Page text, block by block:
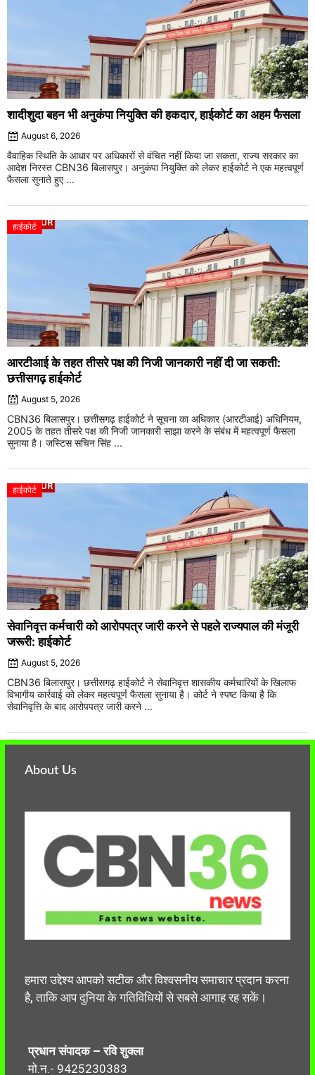
शादीशुदा बहन भी अनुकंपा नियुक्ति की हकदार, हाईकोर्ट का अहम फैसला
August 6, 2026
वैवाहिक स्थिति के आधार पर अधिकारों से वंचित नहीं किया जा सकता, राज्य सरकार का
आदेश निरस्त CBN36 बिलासपुर। अनुकंपा नियुक्ति को लेकर हाईकोर्ट ने एक महत्वपूर्ण
फैसला सुनाते हुए ...
हाईकोर्ट
आरटीआई के तहत तीसरे पक्ष की निजी जानकारी नहीं दी जा सकती:
छत्तीसगढ़ हाईकोर्ट
August 5, 2026
CBN36 बिलासपुर। छत्तीसगढ़ हाईकोर्ट ने सूचना का अधिकार (आरटीआई) अधिनियम,
2005 के तहत तीसरे पक्ष की निजी जानकारी साझा करने के संबंध में महत्वपूर्ण फैसला
सुनाया है। जस्टिस सचिन सिंह ...
हाईकोर्ट
सेवानिवृत्त कर्मचारी को आरोपपत्र जारी करने से पहले राज्यपाल की मंजूरी
जरूरी: हाईकोर्ट
August 5, 2026
CBN36 बिलासपुर। छत्तीसगढ़ हाईकोर्ट ने सेवानिवृत्त शासकीय कर्मचारियों के खिलाफ
विभागीय कार्रवाई को लेकर महत्वपूर्ण फैसला सुनाया है। कोर्ट ने स्पष्ट किया है कि
सेवानिवृत्ति के बाद आरोपपत्र जारी करने ...
About Us
हमारा उद्देश्य आपको सटीक और विश्वसनीय समाचार प्रदान करना
है, ताकि आप दुनिया के गतिविधियों से सबसे आगाह रह सकें।
प्रधान संपादक – रवि शुक्ला
मो.न.- 9425230383